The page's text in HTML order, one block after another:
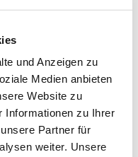
und Anzeigen zu
Medien anbieten
Website zu
Informationen zu Ihrer
Partner für
weiter. Unsere